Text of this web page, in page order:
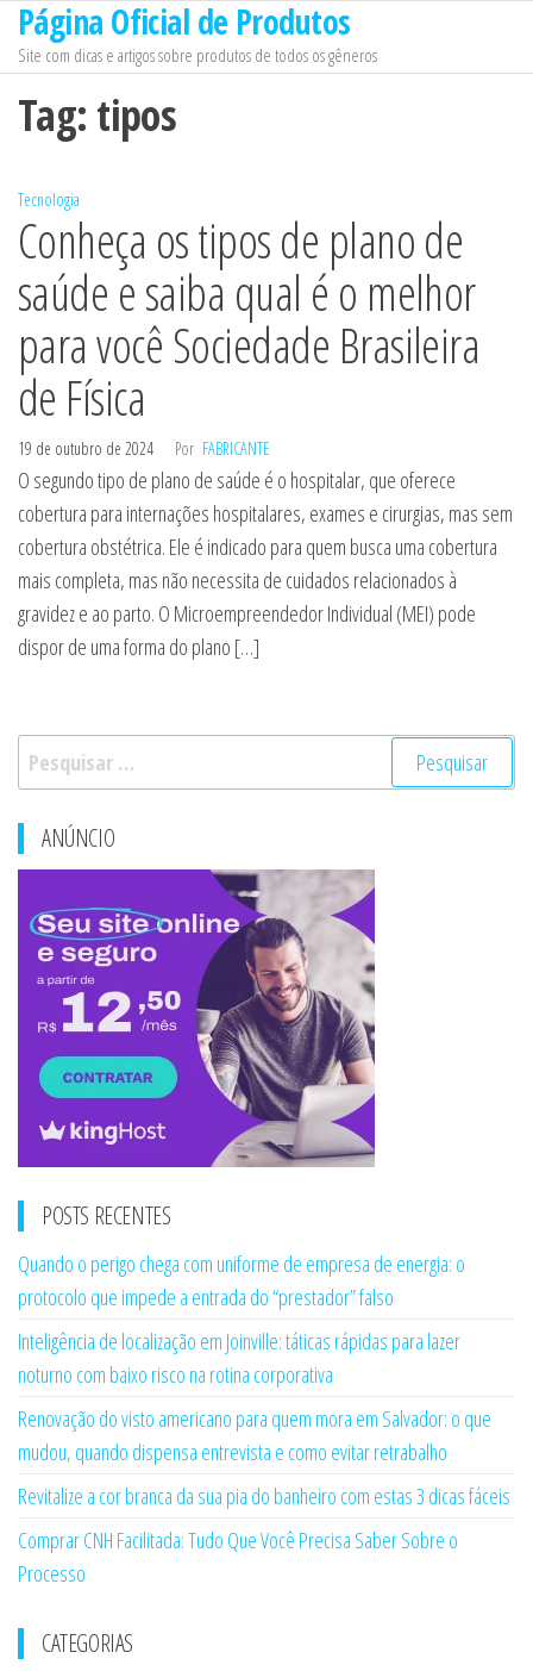
Pular
para
o
conteúdo
Página Oficial de Produtos
Site com dicas e artigos sobre produtos de todos os gêneros
Tag: tipos
Tecnologia
Conheça os tipos de plano de
saúde e saiba qual é o melhor
para você Sociedade Brasileira
de Física
19 de outubro de 2024 Por FABRICANTE
O segundo tipo de plano de saúde é o hospitalar, que oferece
cobertura para internações hospitalares, exames e cirurgias, mas sem
cobertura obstétrica. Ele é indicado para quem busca uma cobertura
mais completa, mas não necessita de cuidados relacionados à
gravidez e ao parto. O Microempreendedor Individual (MEI) pode
dispor de uma forma do plano […]
Pesquisar
por:
ANÚNCIO
POSTS RECENTES
Quando o perigo chega com uniforme de empresa de energia: o
protocolo que impede a entrada do “prestador” falso
Inteligência de localização em Joinville: táticas rápidas para lazer
noturno com baixo risco na rotina corporativa
Renovação do visto americano para quem mora em Salvador: o que
mudou, quando dispensa entrevista e como evitar retrabalho
Revitalize a cor branca da sua pia do banheiro com estas 3 dicas fáceis
Comprar CNH Facilitada: Tudo Que Você Precisa Saber Sobre o
Processo
CATEGORIAS